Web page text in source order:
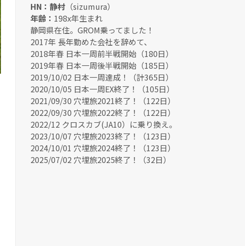
HN：静村 （sizumura）
年齢： 198x年生まれ
静岡県在住。GROM乗ってました！
2017年 長年勤めた会社を辞めて、
2018年春 日本一周前半戦開始（180日）
2019年春 日本一周後半戦開始（185日）
2019/10/02 日本一周達成！（計365日）
2020/10/05 日本一周EX終了！（105日）
2021/09/30 穴埋旅2021終了！（122日）
2022/09/30 穴埋旅2022終了！（122日）
2022/12 クロスカブ(JA10）に乗り換え。
2023/10/07 穴埋旅2023終了！（123日）
2024/10/01 穴埋旅2024終了！（123日）
2025/07/02 穴埋旅2025終了！（32日）